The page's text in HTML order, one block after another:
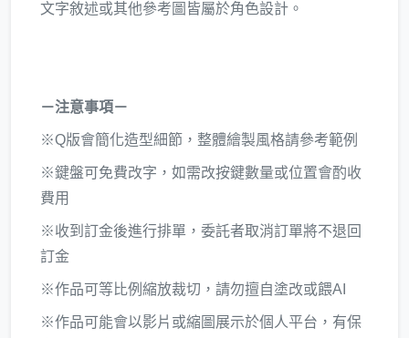
文字敘述或其他參考圖皆屬於角色設計。
－注意事項－
※Q版會簡化造型細節，整體繪製風格請參考範例
※鍵盤可免費改字，如需改按鍵數量或位置會酌收
費用
※收到訂金後進行排單，委託者取消訂單將不退回
訂金
※作品可等比例縮放裁切，請勿擅自塗改或餵AI
※作品可能會以影片或縮圖展示於個人平台，有保